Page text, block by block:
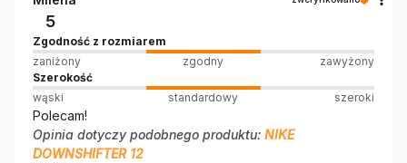
5
Zgodność z rozmiarem
zaniżony
zgodny
zawyżony
Szerokość
wąski
standardowy szeroki
Polecam!
Opinia dotyczy podobnego produktu: NIKE
DOWNSHIFTER 12